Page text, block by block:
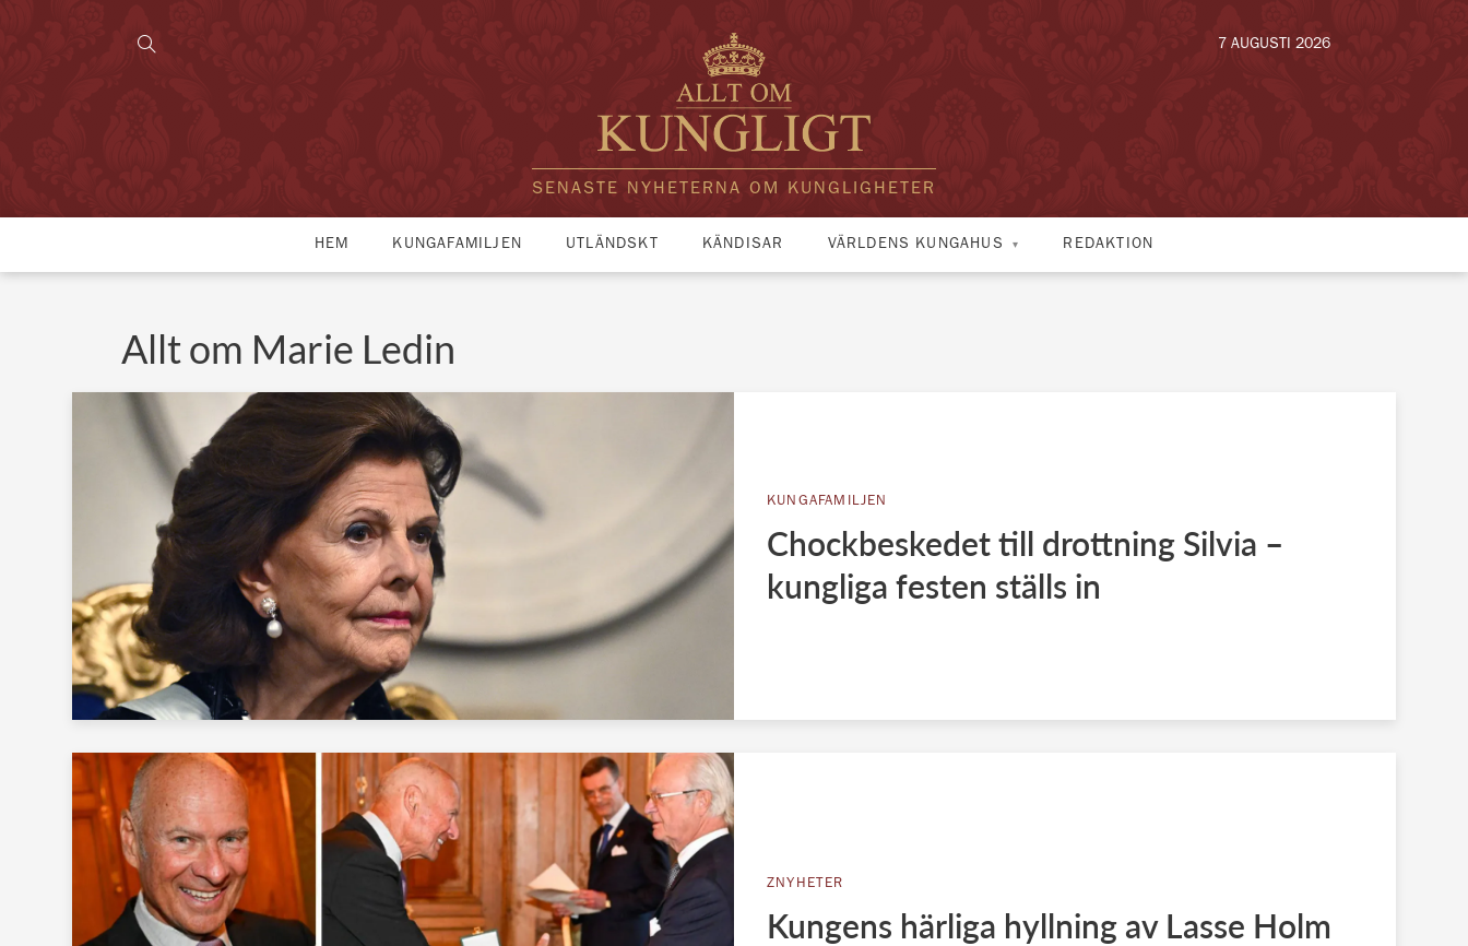
SENASTE NYHETERNA OM KUNGLIGHETER
7 AUGUSTI 2026
HEM KUNGAFAMILJEN UTLÄNDSKT KÄNDISAR VÄRLDENS KUNGAHUS REDAKTION
Allt om Marie Ledin
KUNGAFAMILJEN
Chockbeskedet till drottning Silvia –
kungliga festen ställs in
ZNYHETER
Kungens härliga hyllning av Lasse Holm